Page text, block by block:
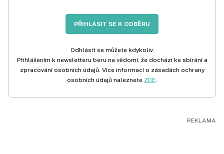
PŘIHLÁSIT SE K ODBĚRU
Odhlásit se můžete kdykoliv.
Přihlášením k newsletteru beru na vědomí, že dochází ke sbírání a
zpracování osobních údajů. Více informací o zásadách ochrany
osobních údajů naleznete ZDE.